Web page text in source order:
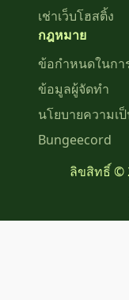
เช่าเว็บโฮสติ้ง
กฎหมาย
ข้อกำหนดในกา
ข้อมูลผู้จัดทำ
นโยบายความเ
Bungeecord
ลิขสิทธิ์ ©